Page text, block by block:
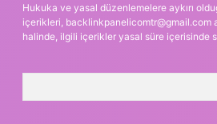
Hukuka ve yasal düzenlemelere aykırı
içerikleri, backlinkpanelicomtr@gmail.com
halinde, ilgili içerikler yasal süre içerisinde